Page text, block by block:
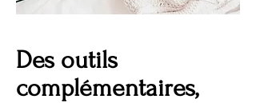
Des outils
complémentaires,